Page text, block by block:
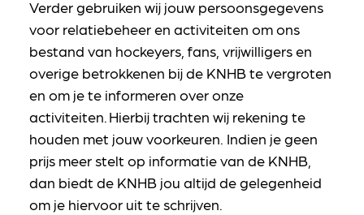
Verder gebruiken wij jouw persoonsgegevens
voor relatiebeheer en activiteiten om ons
bestand van hockeyers, fans, vrijwilligers en
overige betrokkenen bij de KNHB te vergroten
en om je te informeren over onze
activiteiten. Hierbij trachten wij rekening te
houden met jouw voorkeuren. Indien je geen
prijs meer stelt op informatie van de KNHB,
dan biedt de KNHB jou altijd de gelegenheid
om je hiervoor uit te schrijven.